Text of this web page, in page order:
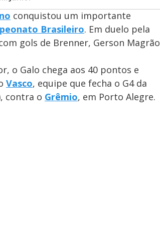
conquistou um importante
Brasileiro. Em duelo pela
gols de Brenner, Gerson Magrão
o Galo chega aos 40 pontos e
Vasco, equipe que fecha o G4 da
contra o Grêmio, em Porto Alegre.